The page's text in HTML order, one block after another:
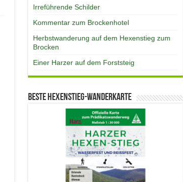
Irreführende Schilder
Kommentar zum Brockenhotel
Herbstwanderung auf dem Hexenstieg zum
Brocken
Einer Harzer auf dem Forststeig
Beste Hexenstieg-Wanderkarte